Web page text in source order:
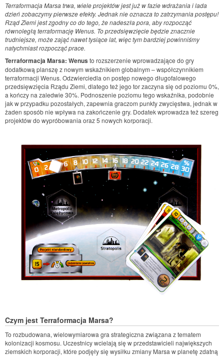
Terraformacja Marsa trwa, wiele projektów jest już w fazie wdrażania i lada
dzień zobaczymy pierwsze efekty. Jednak nie oznacza to zatrzymania postępu!
Rząd Ziemi jest zgodny co do tego, że nadeszła pora, aby rozpocząć
równoległą terraformację Wenus. To przedsięwzięcie będzie znacznie
trudniejsze, może zająć nawet tysiące lat, więc tym bardziej powinniśmy
natychmiast rozpocząć prace.
Terraformacja Marsa: Wenus to rozszerzenie wprowadzające do gry
dodatkową planszę z nowym wskaźnikiem globalnym – współczynnikiem
terraformacji Wenus. Odzwierciedla on postęp nowego długofalowego
przedsięwzięcia Rządu Ziemi, dlatego też jego tor zaczyna się od poziomu 0%,
a kończy na zaledwie 30%. Podnoszenie poziomu tego wskaźnika, podobnie
jak w przypadku pozostałych, zapewnia graczom punkty zwycięstwa, jednak w
żaden sposób nie wpływa na zakończenie gry. Dodatek wprowadza też szereg
projektów do wypróbowania oraz 5 nowych korporacji.
Czym jest Terraformacja Marsa?
To rozbudowana, wielowymiarowa gra strategiczna związana z tematem
kolonizacji kosmosu. Uczestnicy wcielają się w przedstawicieli największych
ziemskich korporacji, które podjęły się wysiłku zmiany Marsa w planetę zdatną